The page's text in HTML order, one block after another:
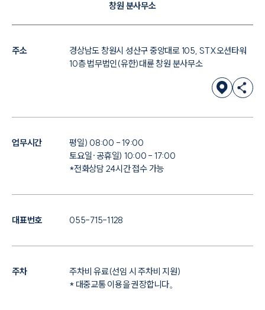
창원 분사무소
주소
경상남도 창원시 성산구 중앙대로 105, STX오션타워
10층 법무법인(유한)대륜 창원 분사무소
업무시간
평일) 08:00 - 19:00
토요일·공휴일) 10:00 - 17:00
*전화상담 24시간 접수 가능
대표번호 055-715-1128
주차
주차비 유료(선임 시 주차비 지원)
* 대중교통 이용을 권장합니다。